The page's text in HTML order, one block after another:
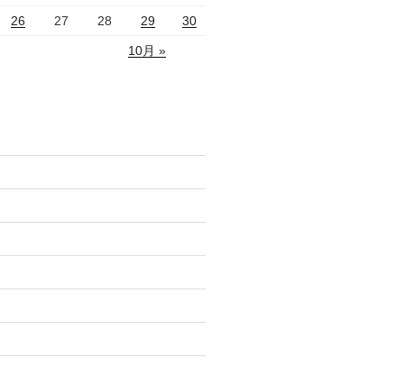
26 27 28 29 30
10月 »